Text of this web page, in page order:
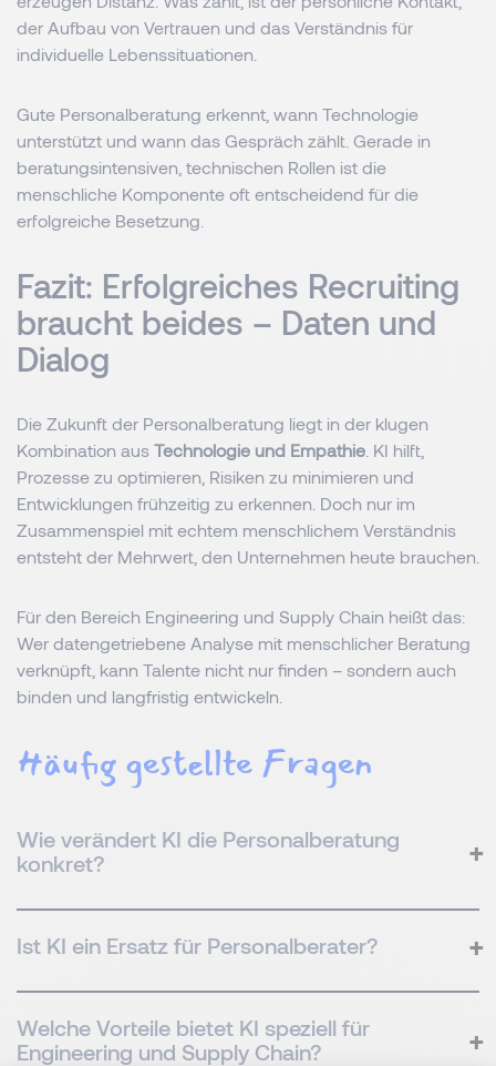
der Aufbau von Vertrauen und das Verständnis für
individuelle Lebenssituationen.
Gute Personalberatung erkennt, wann Technologie
unterstützt und wann das Gespräch zählt. Gerade in
beratungsintensiven, technischen Rollen ist die
menschliche Komponente oft entscheidend für die
erfolgreiche Besetzung.
Fazit: Erfolgreiches Recruiting
braucht beides – Daten und
Dialog
Die Zukunft der Personalberatung liegt in der klugen
Kombination aus Technologie und Empathie . KI hilft,
Prozesse zu optimieren, Risiken zu minimieren und
Entwicklungen frühzeitig zu erkennen. Doch nur im
Zusammenspiel mit echtem menschlichem Verständnis
entsteht der Mehrwert, den Unternehmen heute brauchen.
Für den Bereich Engineering und Supply Chain heißt das:
Wer datengetriebene Analyse mit menschlicher Beratung
verknüpft, kann Talente nicht nur finden – sondern auch
binden und langfristig entwickeln.
Häufig gestellte Fragen
Wie verändert KI die Personalberatung
konkret?
Ist KI ein Ersatz für Personalberater?
Welche Vorteile bietet KI speziell für
Engineering und Supply Chain?